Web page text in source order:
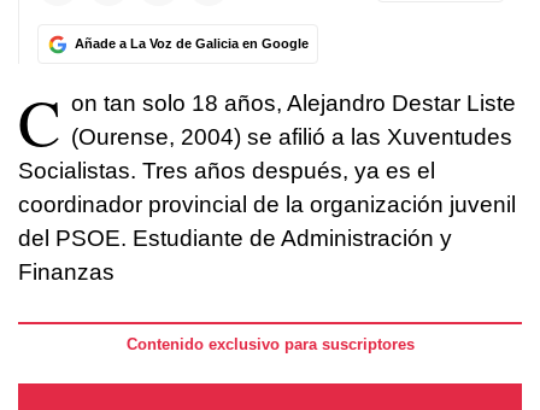
Añade a La Voz de Galicia en Google
C on tan solo 18 años, Alejandro Destar Liste
(Ourense, 2004) se afilió a las Xuventudes
Socialistas. Tres años después, ya es el
coordinador provincial de la organización juvenil
del PSOE. Estudiante de Administración y
Finanzas
Contenido exclusivo para suscriptores